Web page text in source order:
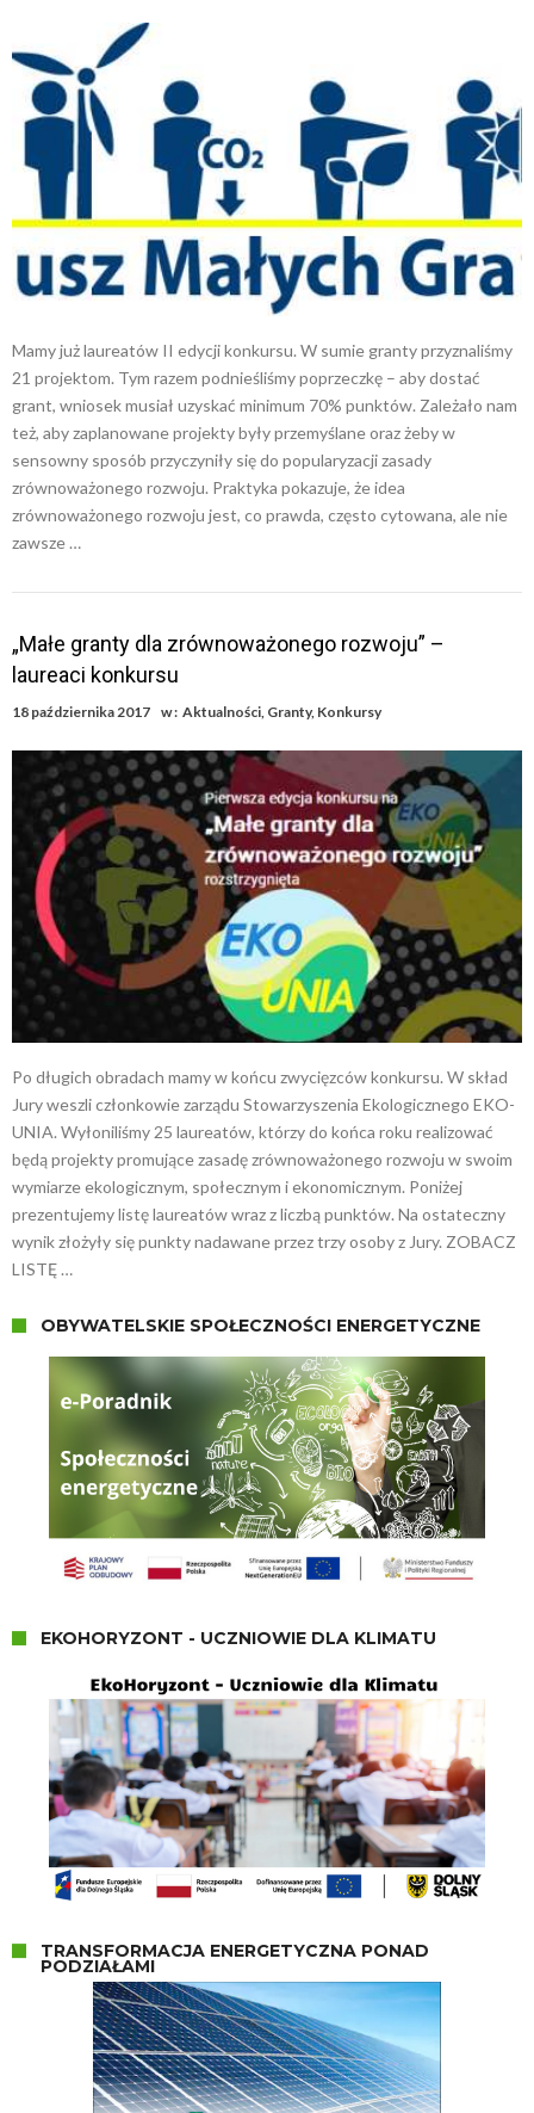
Mamy już laureatów II edycji konkursu. W sumie granty przyznaliśmy
21 projektom. Tym razem podnieśliśmy poprzeczkę – aby dostać
grant, wniosek musiał uzyskać minimum 70% punktów. Zależało nam
też, aby zaplanowane projekty były przemyślane oraz żeby w
sensowny sposób przyczyniły się do popularyzacji zasady
zrównoważonego rozwoju. Praktyka pokazuje, że idea
zrównoważonego rozwoju jest, co prawda, często cytowana, ale nie
zawsze …
„Małe granty dla zrównoważonego rozwoju” –
laureaci konkursu
18 października 2017 w : Aktualności Granty, Konkursy
Po długich obradach mamy w końcu zwycięzców konkursu. W skład
Jury weszli członkowie zarządu Stowarzyszenia Ekologicznego EKO-
UNIA. Wyłoniliśmy 25 laureatów, którzy do końca roku realizować
będą projekty promujące zasadę zrównoważonego rozwoju w swoim
wymiarze ekologicznym, społecznym i ekonomicznym. Poniżej
prezentujemy listę laureatów wraz z liczbą punktów. Na ostateczny
wynik złożyły się punkty nadawane przez trzy osoby z Jury. ZOBACZ
LISTĘ …
OBYWATELSKIE SPOŁECZNOŚCI ENERGETYCZNE
EKOHORYZONT - UCZNIOWIE DLA KLIMATU
TRANSFORMACJA ENERGETYCZNA PONAD
PODZIAŁAMI